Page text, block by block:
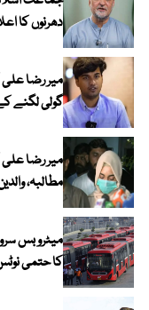
دھرنوں کا
میر رضا
گولی لگنے
میر رضا علی
مطالبہ،
کا حتمی